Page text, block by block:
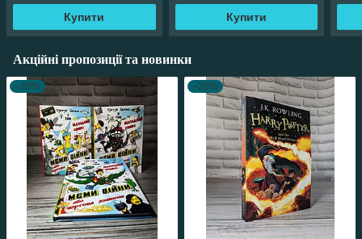
Купити Купити
Акційні пропозиції та новинки
–39% –20%